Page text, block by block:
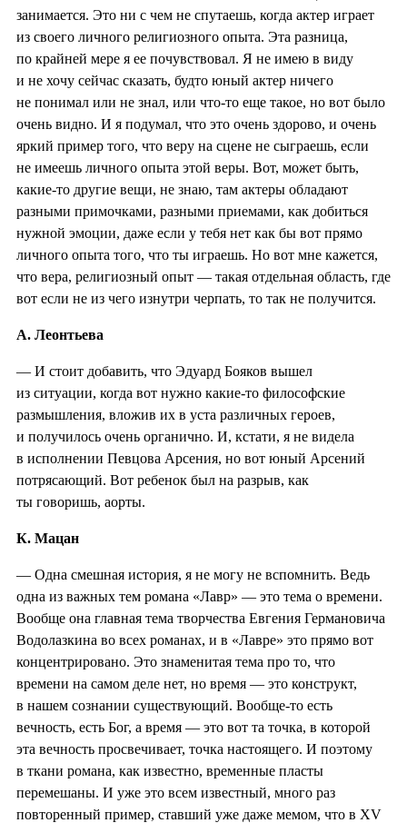
занимается. Это ни с чем не спутаешь, когда актер играет
из своего личного религиозного опыта. Эта разница,
по крайней мере я ее почувствовал. Я не имею в виду
и не хочу сейчас сказать, будто юный актер ничего
не понимал или не знал, или что-то еще такое, но вот было
очень видно. И я подумал, что это очень здорово, и очень
яркий пример того, что веру на сцене не сыграешь, если
не имеешь личного опыта этой веры. Вот, может быть,
какие-то другие вещи, не знаю, там актеры обладают
разными примочками, разными приемами, как добиться
нужной эмоции, даже если у тебя нет как бы вот прямо
личного опыта того, что ты играешь. Но вот мне кажется,
что вера, религиозный опыт — такая отдельная область, где
вот если не из чего изнутри черпать, то так не получится.
А. Леонтьева
— И стоит добавить, что Эдуард Бояков вышел
из ситуации, когда вот нужно какие-то философские
размышления, вложив их в уста различных героев,
и получилось очень органично. И, кстати, я не видела
в исполнении Певцова Арсения, но вот юный Арсений
потрясающий. Вот ребенок был на разрыв, как
ты говоришь, аорты.
К. Мацан
— Одна смешная история, я не могу не вспомнить. Ведь
одна из важных тем романа «Лавр» — это тема о времени.
Вообще она главная тема творчества Евгения Германовича
Водолазкина во всех романах, и в «Лавре» это прямо вот
концентрировано. Это знаменитая тема про то, что
времени на самом деле нет, но время — это конструкт,
в нашем сознании существующий. Вообще-то есть
вечность, есть Бог, а время — это вот та точка, в которой
эта вечность просвечивает, точка настоящего. И поэтому
в ткани романа, как известно, временные пласты
перемешаны. И уже это всем известный, много раз
повторенный пример, ставший уже даже мемом, что в XV